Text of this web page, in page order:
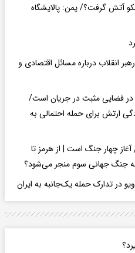
آتش گرفت؟/ یمن: پالایشگاه
انقلاب درباره مسائل اقتصادی و
در فضایی مثبت در جریان است/
ارتش برای حمله احتمالی به
آغاز چهار جنگ است | از هرمز تا
به جنگ جهانی سوم منجر می‌شود؟